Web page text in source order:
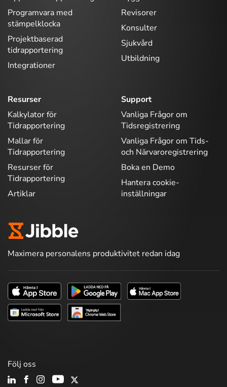
Programvara med
stämpelklocka
Projektbaserad
tidrapportering
Integrationer
Revisorer
Konsulter
Sjukvård
Utbildning
Resurser
Kalkylator för
Tidrapportering
Mallar för
Tidrapportering
Resurser för
Tidrapportering
Artiklar
Support
Vanliga Frågor om
Tidsregistrering
Vanliga Frågor om Tids-
och Närvaroregistrering
Boka en Demo
Hantera cookie-
inställningar
Maximera personalens produktivitet redan idag
Följ oss